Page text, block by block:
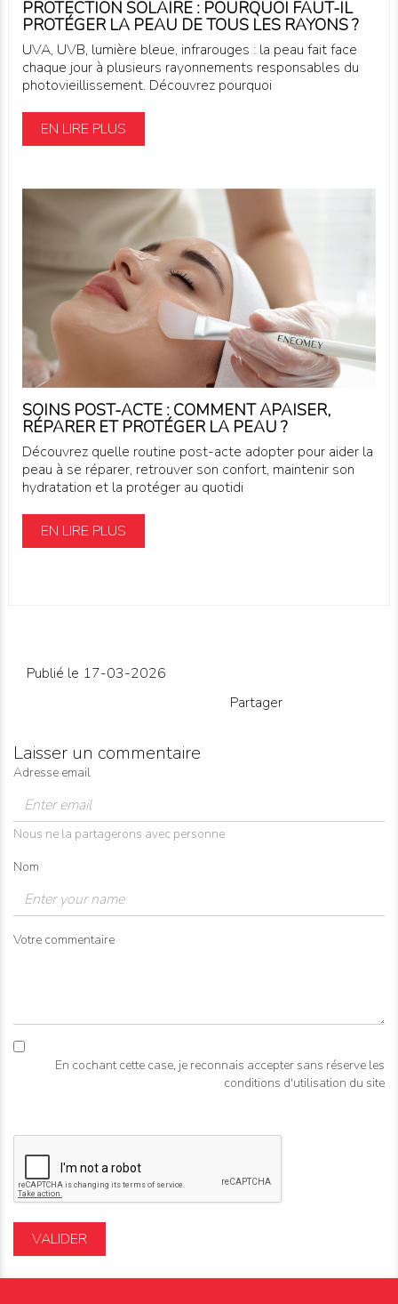
PROTECTION SOLAIRE : POURQUOI FAUT-IL
PROTÉGER LA PEAU DE TOUS LES RAYONS ?
UVA, UVB, lumière bleue, infrarouges : la peau fait face
chaque jour à plusieurs rayonnements responsables du
photovieillissement. Découvrez pourquoi
EN LIRE PLUS
SOINS POST-ACTE : COMMENT APAISER,
RÉPARER ET PROTÉGER LA PEAU ?
Découvrez quelle routine post-acte adopter pour aider la
peau à se réparer, retrouver son confort, maintenir son
hydratation et la protéger au quotidi
EN LIRE PLUS
Publié le 17-03-2026
Partager
Laisser un commentaire
Adresse email
Nous ne la partagerons avec personne
Nom
Votre commentaire
En cochant cette case, je reconnais accepter sans réserve les
conditions d'utilisation du site
VALIDER